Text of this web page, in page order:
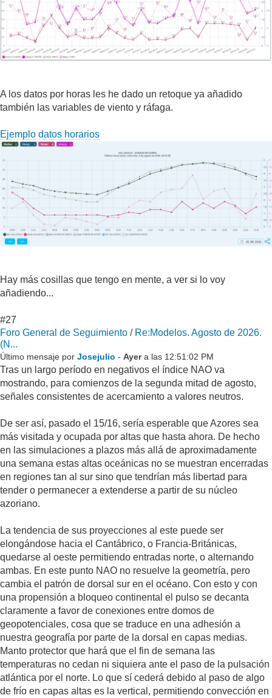
A los datos por horas les he dado un retoque ya añadido
también las variables de viento y ráfaga.
Ejemplo datos horarios
Hay más cosillas que tengo en mente, a ver si lo voy
añadiendo...
#27
Foro General de Seguimiento / Re:Modelos. Agosto de 2026.
(N...
Último mensaje por Josejulio - Ayera las 12:51:02 PM
Tras un largo período en negativos el índice NAO va
mostrando, para comienzos de la segunda mitad de agosto,
señales consistentes de acercamiento a valores neutros.
De ser así, pasado el 15/16, sería esperable que Azores sea
más visitada y ocupada por altas que hasta ahora. De hecho
en las simulaciones a plazos más allá de aproximadamente
una semana estas altas oceánicas no se muestran encerradas
en regiones tan al sur sino que tendrían más libertad para
tender o permanecer a extenderse a partir de su núcleo
azoriano.
La tendencia de sus proyecciones al este puede ser
elongándose hacia el Cantábrico, o Francia-Británicas,
quedarse al oeste permitiendo entradas norte, o alternando
ambas. En este punto NAO no resuelve la geometría, pero
cambia el patrón de dorsal sur en el océano. Con esto y con
una propensión a bloqueo continental el pulso se decanta
claramente a favor de conexiones entre domos de
geopotenciales, cosa que se traduce en una adhesión a
nuestra geografía por parte de la dorsal en capas medias.
Manto protector que hará que el fin de semana las
temperaturas no cedan ni siquiera ante el paso de la pulsación
atlántica por el norte. Lo que sí cederá debido al paso de algo
de frío en capas altas es la vertical, permitiendo convección en